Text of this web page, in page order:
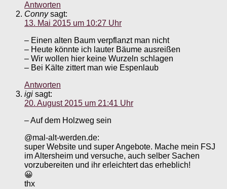
Antworten
Conny sagt:
13. Mai 2015 um 10:27 Uhr
– Einen alten Baum verpflanzt man nicht
– Heute könnte ich lauter Bäume ausreißen
– Wir wollen hier keine Wurzeln schlagen
– Bei Kälte zittert man wie Espenlaub
Antworten
igi sagt:
20. August 2015 um 21:41 Uhr
– Auf dem Holzweg sein
@mal-alt-werden.de:
super Website und super Angebote. Mache mein FSJ
im Altersheim und versuche, auch selber Sachen
vorzubereiten und ihr erleichtert das erheblich!
😀
thx